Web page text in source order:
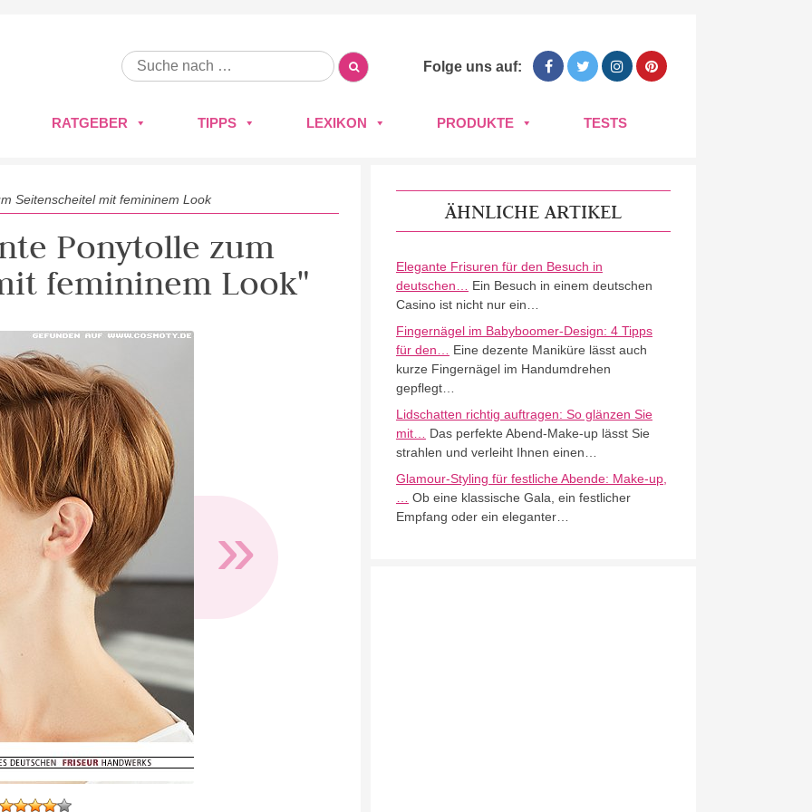
Folge uns auf:
RATGEBER TIPPS LEXIKON PRODUKTE TESTS
Seitenscheitel mit femininem Look
Ponytolle zum
femininem Look"
»
ÄHNLICHE ARTIKEL
Elegante Frisuren für den Besuch in
deutschen…
Ein Besuch in einem deutschen
Casino ist nicht nur ein…
Fingernägel im Babyboomer-Design: 4 Tipps
für den…
Eine dezente Maniküre lässt auch
kurze Fingernägel im Handumdrehen
gepflegt…
Lidschatten richtig auftragen: So glänzen Sie
mit…
Das perfekte Abend-Make-up lässt Sie
strahlen und verleiht Ihnen einen…
Glamour-Styling für festliche Abende: Make-up,
Ob eine klassische Gala, ein festlicher
Empfang oder ein eleganter…